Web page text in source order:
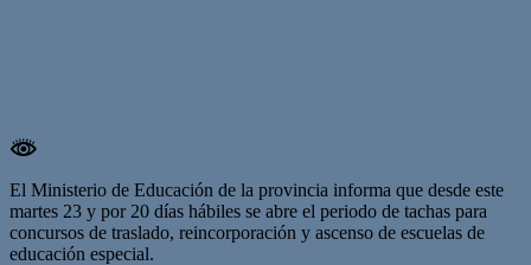
El Ministerio de Educación de la provincia informa que desde este
martes 23 y por 20 días hábiles se abre el periodo de tachas para
concursos de traslado, reincorporación y ascenso de escuelas de
educación especial.